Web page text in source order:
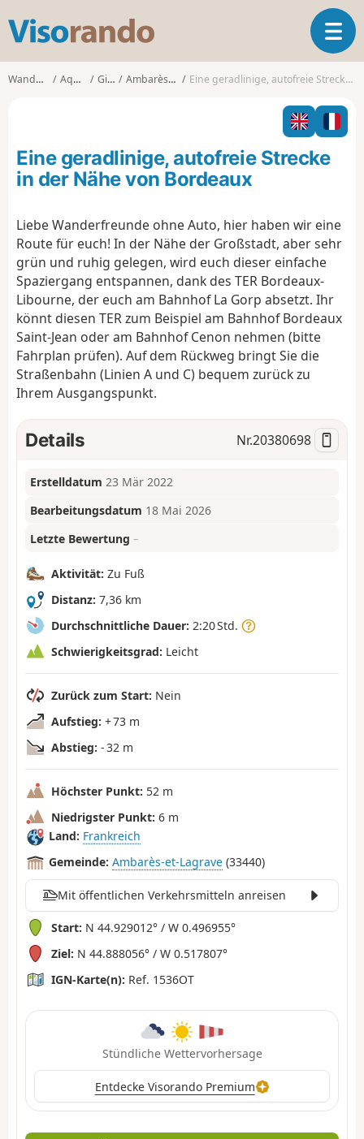
s
o
o
T
o
l
n
a
t
n
Wanderungen Aquitanien Gironde Ambarès-et-Lagrave Eine geradlinige, autofreie Strecke in der Nähe von Bordeaux
Eine geradlinige, autofreie Strecke
in der Nähe von Bordeaux
Liebe Wanderfreunde ohne Auto, hier haben wir eine
Route für euch! In der Nähe der Großstadt, aber sehr
grün und ruhig gelegen, wird euch dieser einfache
Spaziergang entspannen, dank des TER Bordeaux-
Libourne, der euch am Bahnhof La Gorp absetzt. Ihr
könnt diesen TER zum Beispiel am Bahnhof Bordeaux
Saint-Jean oder am Bahnhof Cenon nehmen (bitte
Fahrplan prüfen). Auf dem Rückweg bringt Sie die
Straßenbahn (Linien A und C) bequem zurück zu
Ihrem Ausgangspunkt.
Details Nr.20380698
Erstelldatum 23 Mär 2022
Bearbeitungsdatum 18 Mai 2026
Letzte Bewertung –
Aktivität: Zu Fuß
Distanz: 7,36 km
Durchschnittliche Dauer: 2:20 Std.
Schwierigkeitsgrad: Leicht
Zurück zum Start: Nein
Aufstieg: + 73 m
Abstieg: - 32 m
Höchster Punkt: 52 m
Niedrigster Punkt: 6 m
Land: Frankreich
Gemeinde: Ambarès-et-Lagrave (33440)
Mit öffentlichen Verkehrsmitteln anreisen
Start: N 44.929012° / W 0.496955°
Ziel: N 44.888056° / W 0.517807°
IGN-Karte(n): Ref. 1536OT
Stündliche Wettervorhersage
Entdecke Visorando Premium